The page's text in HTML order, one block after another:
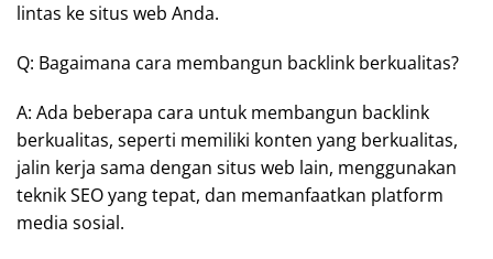
lintas ke situs web Anda.
Q: Bagaimana cara membangun backlink berkualitas?
A: Ada beberapa cara untuk membangun backlink
berkualitas, seperti memiliki konten yang berkualitas,
jalin kerja sama dengan situs web lain, menggunakan
teknik SEO yang tepat, dan memanfaatkan platform
media sosial.